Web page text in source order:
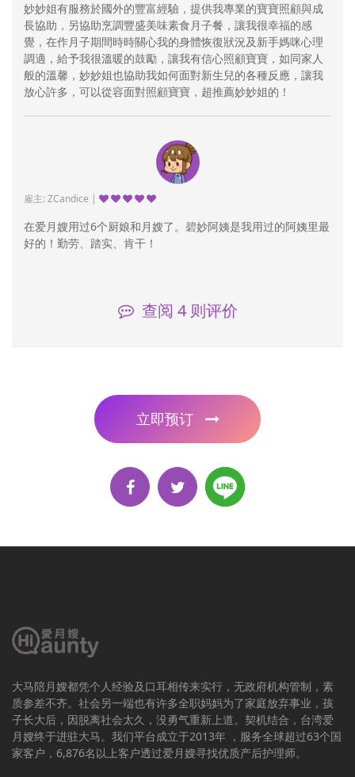
妙妙姐有服務於國外的豐富經驗，提供我專業的寶寶照顧與成
長協助，另協助烹調豐盛美味素食月子餐，讓我很幸福的感
覺，在作月子期間時時關心我的身體恢復狀況及新手媽咪心理
調適，給予我很溫暖的鼓勵，讓我有信心照顧寶寶，如同家人
般的溫馨，妙妙姐也協助我如何面對新生兒的各種反應，讓我
放心許多，可以從容面對照顧寶寶，超推薦妙妙姐的！
雇主: ZCandice |
在爱月嫂用过6个厨娘和月嫂了。碧妙阿姨是我用过的阿姨里最
好的！勤劳、踏实、肯干！
查阅 4则评价
立即预订
大马陪月嫂都凭个人经验及口耳相传来实行，无政府机构管制，素
质参差不齐。社会另一端也有许多全职妈妈为了家庭放弃事业，孩
子长大后，因脱离社会太久，没勇气重新上道。契机结合，台湾爱
月嫂终于进驻大马。我们平台成立于2013年 ，服务全球超过63个国
家客户，6,876名以上客户透过爱月嫂寻找优质产后护理师。